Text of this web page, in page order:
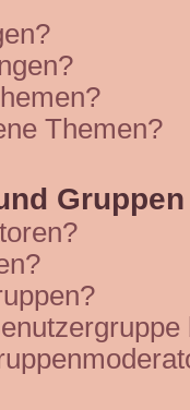
Themen?
Gruppen